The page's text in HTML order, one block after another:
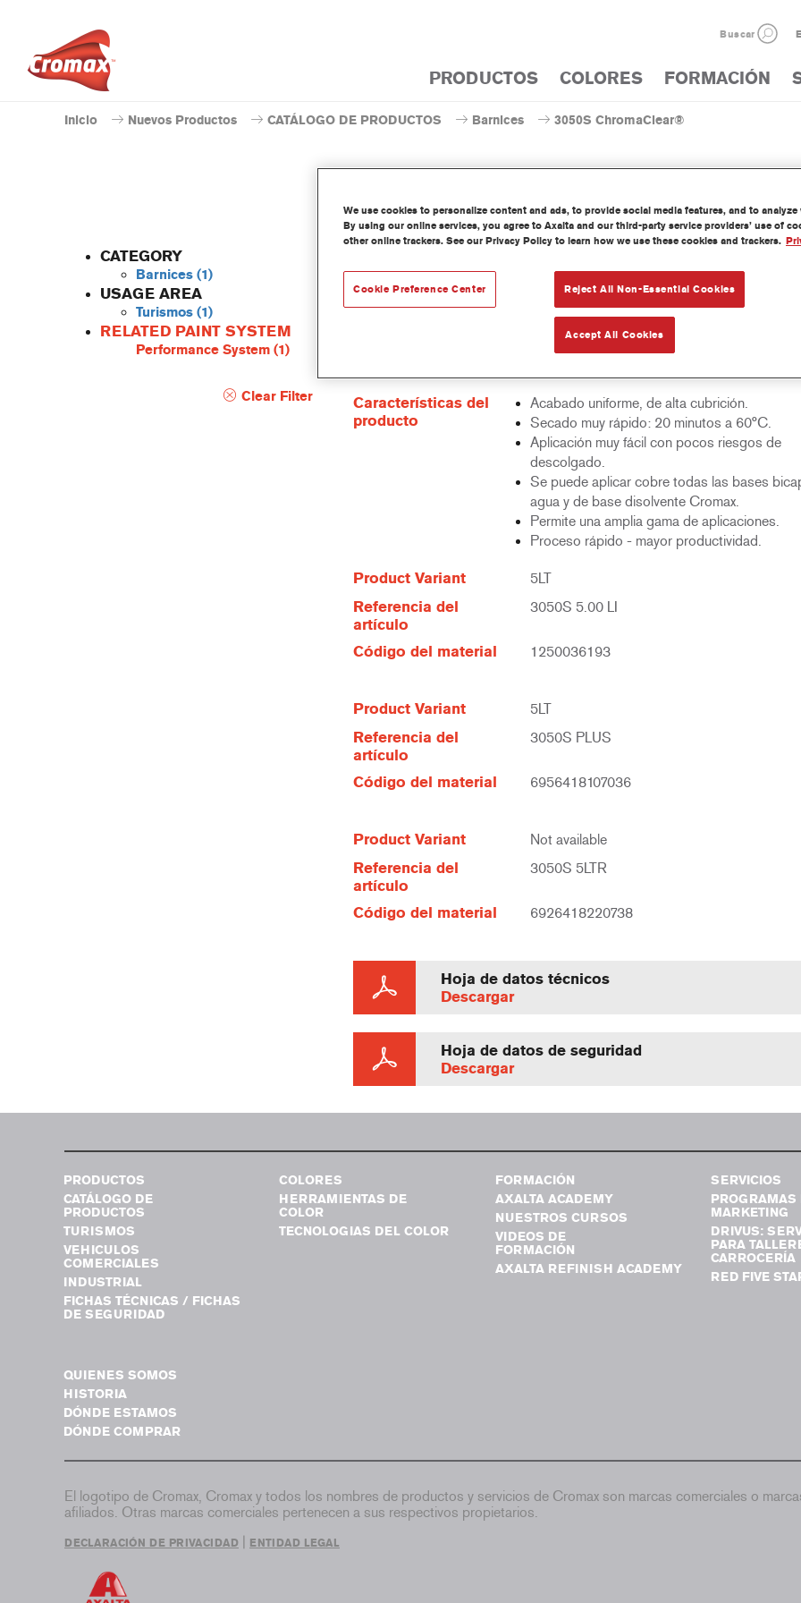
Buscar
PRODUCTOS COLORES FORMACIÓN
Inicio Nuevos Productos CATÁLOGO DE PRODUCTOS Barnices 3050S ChromaClear®
CATEGORY
Barnices (1)
USAGE AREA
Turismos (1)
RELATED PAINT SYSTEM
Performance System (1)
Clear Filter
3050S
ChromaClear 3050S es un barniz de base disolvente versátil. Ofrece un
rápido, un acabado muy duradero y una excelente retención de brillo. Es
y se puede aplicar cobre todas las bases bicapa al agua y de base
Cromax.
Características del
producto
Acabado uniforme, de alta cubrición.
Secado muy rápido: 20 minutos a 60°C.
Aplicación muy fácil con pocos riesgos de
descolgado.
Se puede aplicar cobre todas las bases
agua y de base disolvente Cromax.
Permite una amplia gama de aplicaciones.
Proceso rápido - mayor productividad.
Product Variant 5LT
Referencia del
artículo
3050S 5.00 LI
Código del material 1250036193
Product Variant 5LT
Referencia del
artículo
3050S PLUS
Código del material 6956418107036
Product Variant Not available
Referencia del
artículo
3050S 5LTR
Código del material 6926418220738
Hoja de datos técnicos
Descargar
Hoja de datos de seguridad
Descargar
PRODUCTOS
CATÁLOGO DE
PRODUCTOS
TURISMOS
VEHICULOS
COMERCIALES
INDUSTRIAL
FICHAS TÉCNICAS / FICHAS
DE SEGURIDAD
COLORES
HERRAMIENTAS DE
COLOR
TECNOLOGIAS DEL COLOR
FORMACIÓN
AXALTA ACADEMY
NUESTROS CURSOS
VIDEOS DE
FORMACIÓN
AXALTA REFINISH ACADEMY
SERVICIOS
PROGRAMAS
MARKETING
DRIVUS:
PARA
CARROCERÍA
RED FIVE
QUIENES SOMOS
HISTORIA
DÓNDE ESTAMOS
DÓNDE COMPRAR
El logotipo de Cromax, Cromax y todos los nombres de productos y servicios de Cromax son marcas comerciales o
afiliados. Otras marcas comerciales pertenecen a sus respectivos propietarios.
DECLARACIÓN DE PRIVACIDAD ENTIDAD LEGAL
We use cookies to personalize content and ads, to provide social media features, and to
By using our online services, you agree to Axalta and our third-party service providers’ use of
other online trackers. See our Privacy Policy to learn how we use these cookies and trackers.
Reject All Non-Essential Cookies
Accept All Cookies
Cookie Preference Center